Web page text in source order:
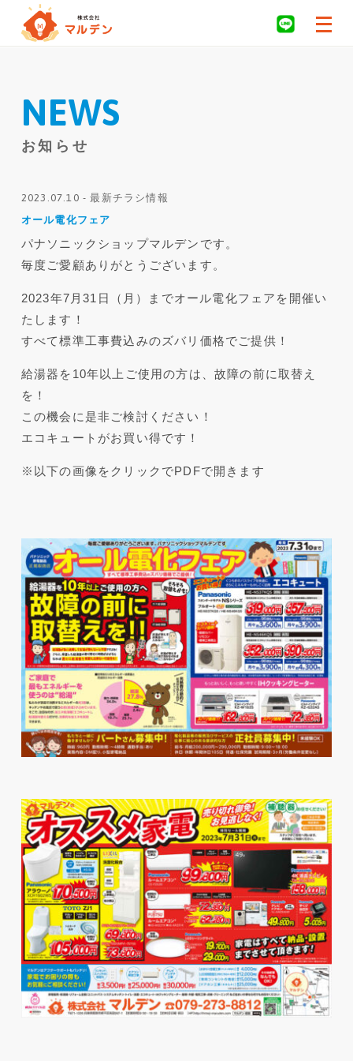
2023.07.10 - 最新チラシ情報
オール電化フェア
パナソニックショップマルデンです。
毎度ご愛顧ありがとうございます。
2023年7月31日（月）までオール電化フェアを開催い
たします！
すべて標準工事費込みのズバリ価格でご提供！
給湯器を10年以上ご使用の方は、故障の前に取替え
を！
この機会に是非ご検討ください！
エコキュートがお買い得です！
※以下の画像をクリックでPDFで開きます
NEWS
お知らせ